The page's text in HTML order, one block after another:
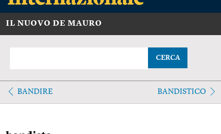
IL NUOVO DE MAURO
CERCA
BANDIRE BANDISTICO